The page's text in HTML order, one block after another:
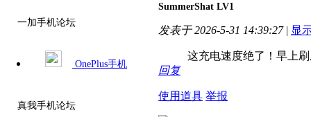
一加手机论坛
OnePlus手机
真我手机论坛
SummerShat LV1
发表于 2026-5-31 14:39:27 | 显
这充电速度绝了！早上
回复
使用道具 举报